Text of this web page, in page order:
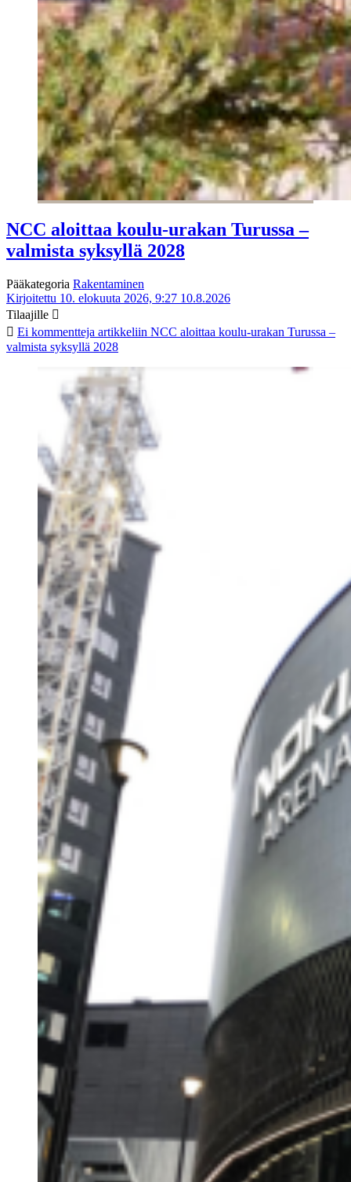
NCC aloittaa koulu-urakan Turussa –
valmista syksyllä 2028
Pääkategoria Rakentaminen
Kirjoitettu 10. elokuuta 2026, 9:27 10.8.2026
Tilaajille
Ei kommentteja artikkeliin NCC aloittaa koulu-urakan Turussa –
valmista syksyllä 2028